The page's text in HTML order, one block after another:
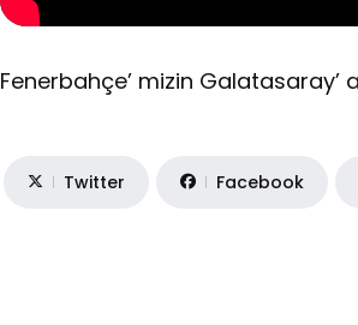
Fenerbahçe’ mizin Galatasaray’
Twitter Facebook